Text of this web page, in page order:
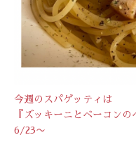
今週のスパゲッティは
『ズッキーニとベーコン
6/23〜